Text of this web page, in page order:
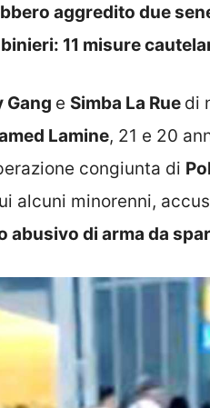
aggredito due
11 misure
Gang e Simba La Rue di
Lamine, 21 e 20
congiunta di
alcuni minorenni,
abusivo di arma da